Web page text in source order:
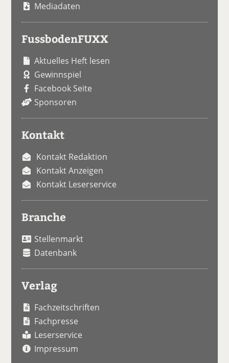
Mediadaten
FussbodenFUXX
Aktuelles Heft lesen
Gewinnspiel
Facebook Seite
Sponsoren
Kontakt
Kontakt Redaktion
Kontakt Anzeigen
Kontakt Leserservice
Branche
Stellenmarkt
Datenbank
Verlag
Fachzeitschriften
Fachpresse
Leserservice
Impressum